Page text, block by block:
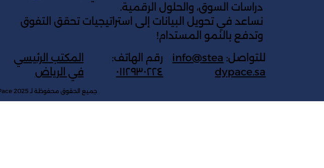
دراسات السوق، والحلول الرقمية.
نساعد في تحويل البيانات إلى استراتيجيات تحقق التفوق
وتدفع بالنمو المستدام!
المكتب الرئيسي
في الرياض
رقم الهاتف:
٠١١٢٩٣٠٢٢٤
للتواصل: info@stea
dypace.sa
جميع الحقوق محفوظة لـ Steady Pace 2025